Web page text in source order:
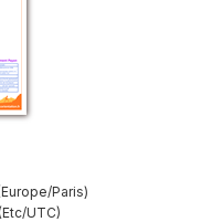
Europe/Paris
Etc/UTC